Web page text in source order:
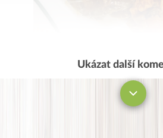
Ukázat další